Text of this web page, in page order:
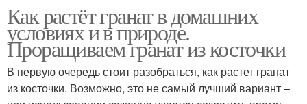
Как растёт гранат в домашних
условиях и в природе.
Проращиваем гранат из косточки
В первую очередь стоит разобраться, как растет гранат
из косточки. Возможно, это не самый лучший вариант –